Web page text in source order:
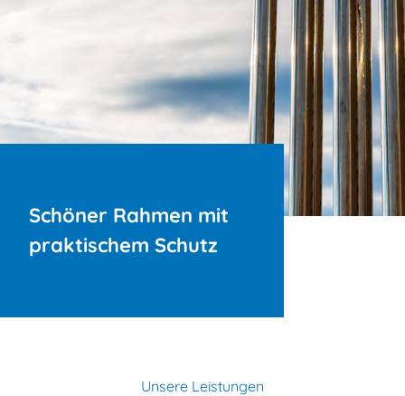
Schöner Rahmen mit
praktischem Schutz
Unsere Leistungen